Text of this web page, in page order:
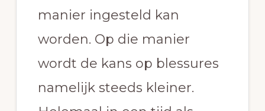
manier ingesteld kan
worden. Op die manier
wordt de kans op blessures
namelijk steeds kleiner.